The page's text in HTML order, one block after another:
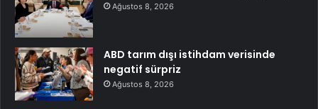
Ağustos 8, 2026
ABD tarım dışı istihdam verisinde
negatif sürpriz
Ağustos 8, 2026